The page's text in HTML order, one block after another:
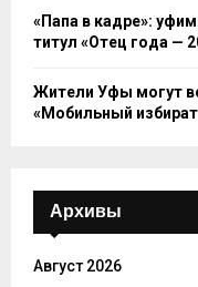
«Папа в кадре»:
титул «Отец года —
Жители Уфы могут
«Мобильный
Архивы
Август 2026